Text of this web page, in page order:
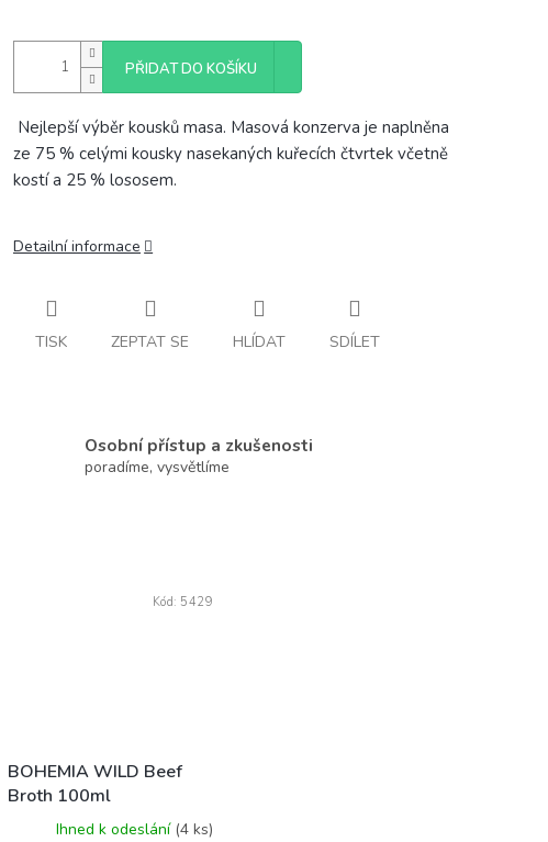
PŘIDAT DO KOŠÍKU
Nejlepší výběr kousků masa. Masová konzerva je naplněna
ze 75 % celými kousky nasekaných kuřecích čtvrtek včetně
kostí a 25 % lososem.
Detailní informace
TISK ZEPTAT SE HLÍDAT SDÍLET
Osobní přístup a zkušenosti
poradíme, vysvětlíme
BOHEMIA WILD Beef
Broth 100ml
Ihned k odeslání (4 ks)
Kód: 5429